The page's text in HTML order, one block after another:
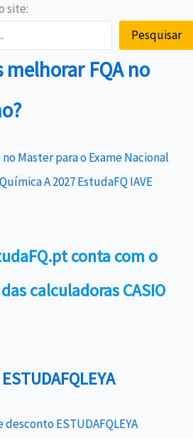
site:
Pesquisar
melhorar FQA no
conta com o
calculadoras CASIO